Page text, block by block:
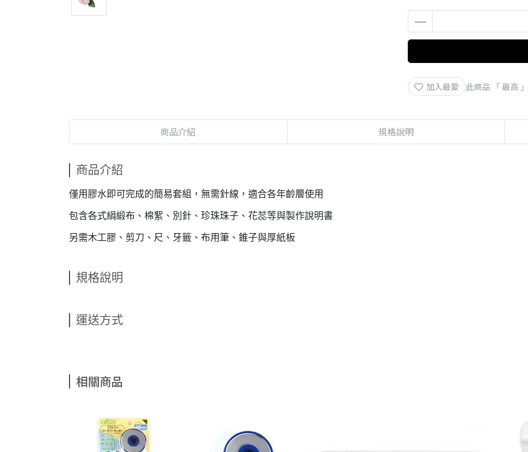
加入最愛 此商品 「 最高
商品介紹 規格說明
商品介紹
僅用膠水即可完成的簡易套組，無需針線，適合各年齡層使用
包含各式絹緞布、棉絮、別針、珍珠珠子、花蕊等與製作說明書
另需木工膠、剪刀、尺、牙籤、布用筆、錐子與厚紙板
規格說明
運送方式
相關商品